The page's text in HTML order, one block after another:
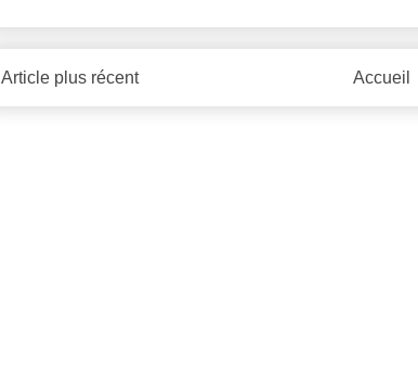
Article plus récent Accueil